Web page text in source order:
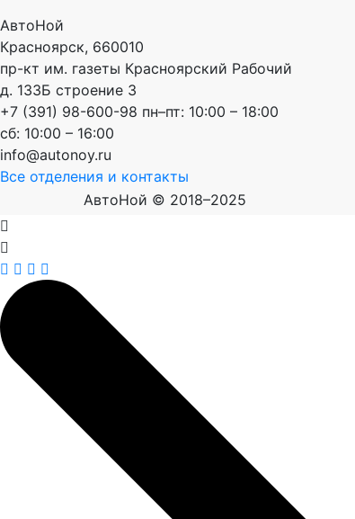
АвтоНой
Красноярск, 660010
пр-кт им. газеты Красноярский Рабочий
д. 133Б строение 3
+7 (391) 98-600-98 пн–пт: 10:00 – 18:00
сб: 10:00 – 16:00
info@autonoy.ru
Все отделения и контакты
АвтоНой © 2018–2025